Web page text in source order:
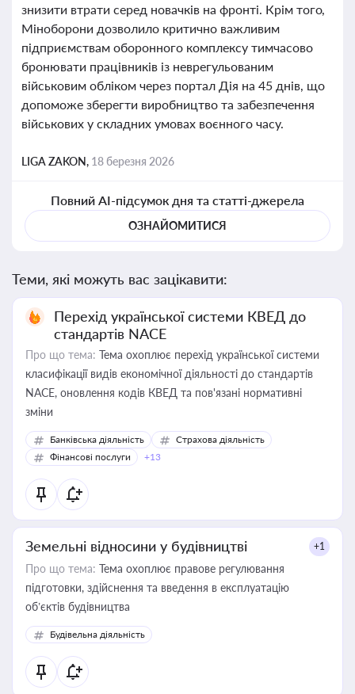
знизити втрати серед новачків на фронті. Крім того,
Міноборони дозволило критично важливим
підприємствам оборонного комплексу тимчасово
бронювати працівників із неврегульованим
військовим обліком через портал Дія на 45 днів, що
допоможе зберегти виробництво та забезпечення
військових у складних умовах воєнного часу.
LIGA ZAKON, 18 березня 2026
Повний AI-підсумок дня та статті-джерела
ОЗНАЙОМИТИСЯ
Теми, які можуть вас зацікавити:
Перехід української системи КВЕД до
стандартів NACE
Про що тема: Тема охоплює перехід української системи
класифікації видів економічної діяльності до стандартів
NACE, оновлення кодів КВЕД та пов'язані нормативні
зміни
Банківська діяльність
Страхова діяльність
Фінансові послуги
+13
Земельні відносини у будівництві +1
Про що тема: Тема охоплює правове регулювання
підготовки, здійснення та введення в експлуатацію
об’єктів будівництва
Будівельна діяльність